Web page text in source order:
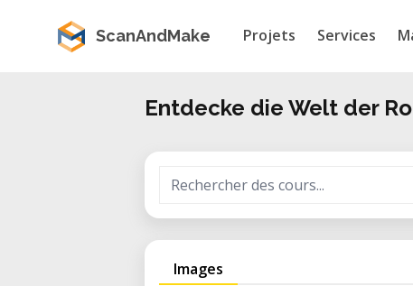
ScanAndMake Projets Services
Entdecke die Welt der
Images